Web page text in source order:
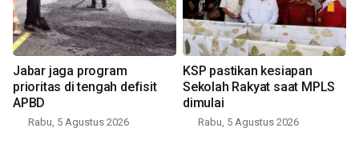
Jabar jaga program
prioritas di tengah defisit
APBD
Rabu, 5 Agustus 2026
KSP pastikan kesiapan
Sekolah Rakyat saat MPLS
dimulai
Rabu, 5 Agustus 2026